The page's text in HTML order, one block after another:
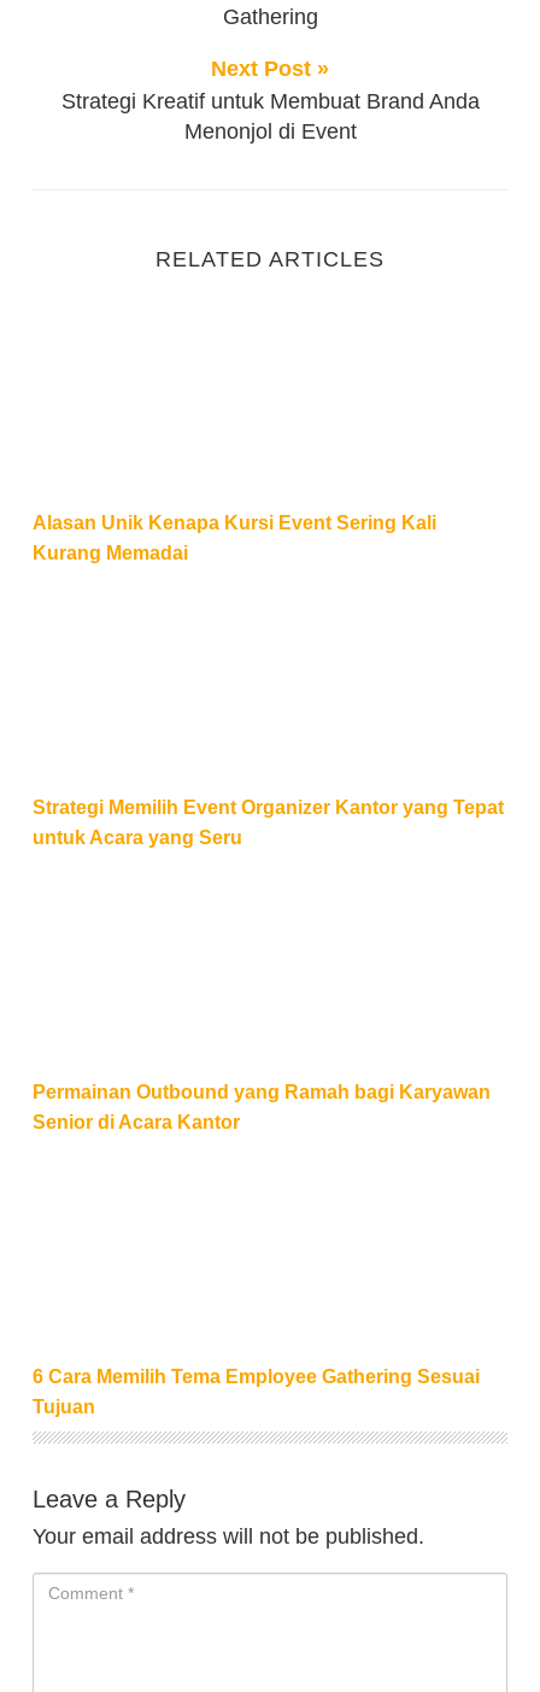
Gathering
Next Post »
Strategi Kreatif untuk Membuat Brand Anda
Menonjol di Event
RELATED ARTICLES
Alasan Unik Kenapa Kursi Event Sering Kali
Kurang Memadai
Strategi Memilih Event Organizer Kantor yang Tepat
untuk Acara yang Seru
Permainan Outbound yang Ramah bagi Karyawan
Senior di Acara Kantor
6 Cara Memilih Tema Employee Gathering Sesuai
Tujuan
Leave a Reply
Your email address will not be published.